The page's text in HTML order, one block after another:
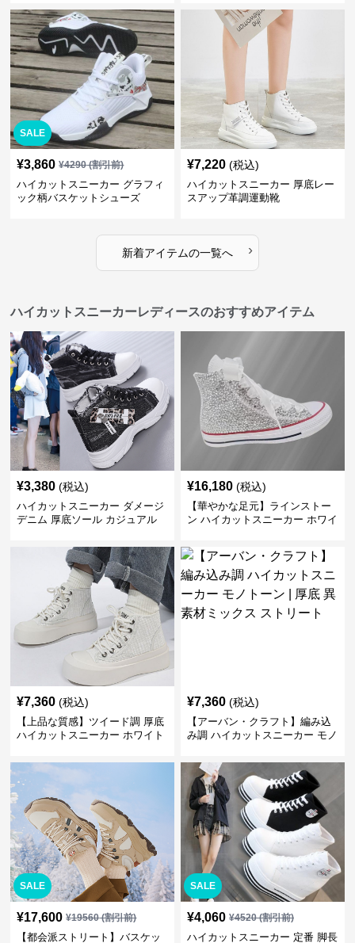
SALE
¥3,860 ¥4290(割引前)
ハイカットスニーカー グラフィ
ック柄バスケットシューズ
¥7,220 (税込)
ハイカットスニーカー 厚底レー
スアップ革調運動靴
新着アイテムの一覧へ ›
ハイカットスニーカーレディースのおすすめアイテム
¥3,380 (税込)
ハイカットスニーカー ダメージ
デニム 厚底ソール カジュアル
かわいい 学校 日常使い 履きや
¥16,180 (税込)
【華やかな足元】ラインストー
ン ハイカットスニーカー ホワイ
ボン
¥7,360 (税込)
【上品な質感】ツイード調 厚底
ハイカットスニーカー ホワイト
ビ クラシック
¥7,360 (税込)
【アーバン・クラフト】編み込
み調 ハイカットスニーカー モノ
トリート
SALE
¥17,600 ¥19560(割引前)
【都会派ストリート】バスケッ
SALE
¥4,060 ¥4520(割引前)
ハイカットスニーカー 定番 脚長